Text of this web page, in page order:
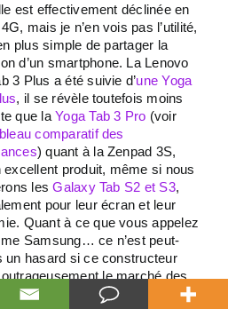
est effectivement déclinée en
mais je n’en vois pas l’utilité,
plus simple de partager la
d’un smartphone. La Lenovo
3 Plus a été suivie d’une Yoga
, il se révèle toutefois moins
que laYoga Tab 3 Pro (voir
comparatif des
) quant à la Zenpad 3S,
excellent produit, même si nous
lesGalaxy Tab S2 et S3,
pour leur écran et leur
Quant à ce que vous appelez
Samsung… ce n’est peut-
un hasard si ce constructeur
le marché des
Android 🙂